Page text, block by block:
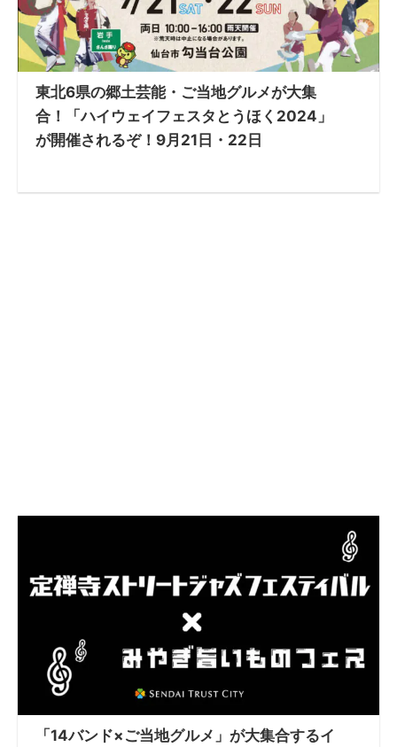
東北6県の郷土芸能・ご当地グルメが大集
合！「ハイウェイフェスタとうほく2024」
が開催されるぞ！9月21日・22日
「14バンド×ご当地グルメ」が大集合するイ